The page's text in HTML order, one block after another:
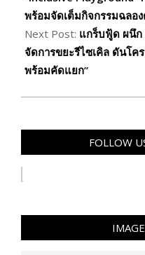
พร้อมจัดเต็มกิจกรรมฉลอ
Next Post: แกร็บฟู้ด ผนึก
จัดการขยะรีไซเคิล ดันโค
พร้อมคัดแยก”
FOLLOW